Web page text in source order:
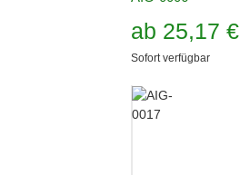
ab 25,17 €
Sofort verfügbar